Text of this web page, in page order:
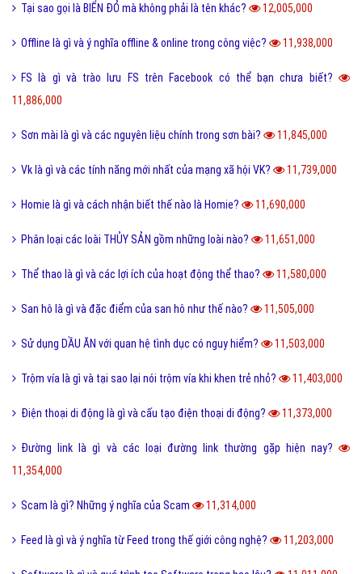
Tại sao gọi là BIỂN ĐỎ mà không phải là tên khác? 12,005,000
Offline là gì và ý nghĩa offline & online trong công việc? 11,938,000
FS là gì và trào lưu FS trên Facebook có thể bạn chưa biết?
11,886,000
Sơn mài là gì và các nguyên liệu chính trong sơn bài? 11,845,000
Vk là gì và các tính năng mới nhất của mạng xã hội VK? 11,739,000
Homie là gì và cách nhận biết thế nào là Homie? 11,690,000
Phân loại các loài THỦY SẢN gồm những loài nào? 11,651,000
Thể thao là gì và các lợi ích của hoạt động thể thao? 11,580,000
San hô là gì và đặc điểm của san hô như thế nào? 11,505,000
Sử dụng DẦU ĂN với quan hệ tình dục có nguy hiểm? 11,503,000
Trộm vía là gì và tại sao lại nói trộm vía khi khen trẻ nhỏ? 11,403,000
Điện thoại di động là gì và cấu tạo điện thoại di động? 11,373,000
Đường link là gì và các loại đường link thường gặp hiện nay?
11,354,000
Scam là gì? Những ý nghĩa của Scam 11,314,000
Feed là gì và ý nghĩa từ Feed trong thế giới công nghệ? 11,203,000